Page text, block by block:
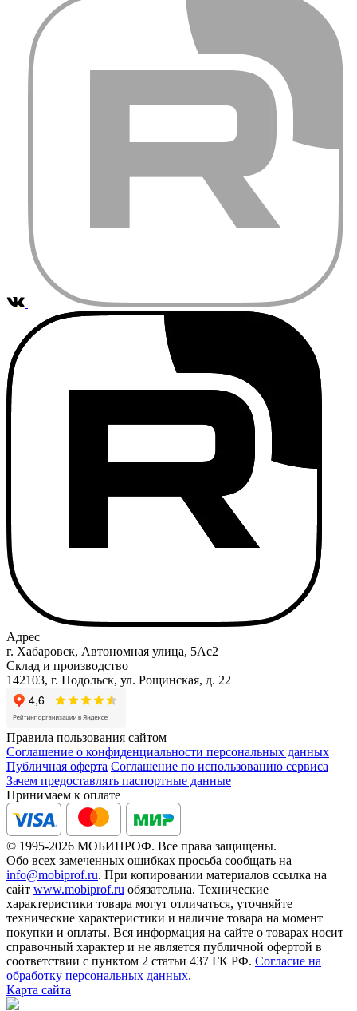
Адрес
г. Хабаровск, Автономная улица, 5Ас2
Склад и производство
142103, г. Подольск, ул. Рощинская, д. 22
Правила пользования сайтом
Соглашение о конфиденциальности персональных данных
Публичная оферта Соглашение по использованию сервиса
Зачем предоставлять паспортные данные
Принимаем к оплате
© 1995-2026 МОБИПРОФ. Все права защищены.
Обо всех замеченных ошибках просьба сообщать на
info@mobiprof.ru. При копировании материалов ссылка на
сайт www.mobiprof.ru обязательна. Технические
характеристики товара могут отличаться, уточняйте
технические характеристики и наличие товара на момент
покупки и оплаты. Вся информация на сайте о товарах носит
справочный характер и не является публичной офертой в
соответствии с пунктом 2 статьи 437 ГК РФ. Согласие на
обработку персональных данных.
Карта сайта